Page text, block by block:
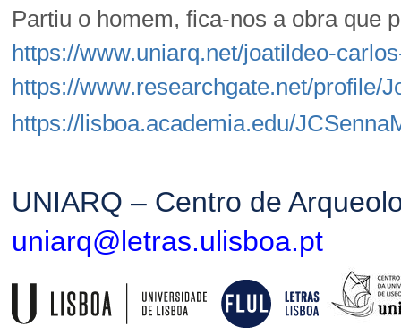
Partiu o homem, fica-nos a obra que
https://www.uniarq.net/joatildeo-
https://www.researchgate.net/profile/
https://lisboa.academia.edu/
UNIARQ – Centro de
uniarq@letras.ulisboa.pt